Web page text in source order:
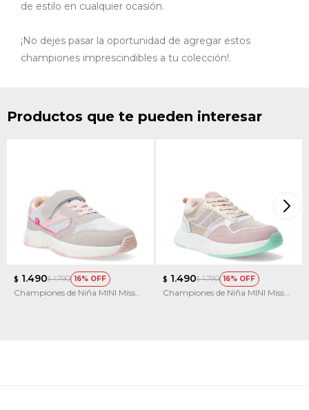
de estilo en cualquier ocasión.
¡No dejes pasar la oportunidad de agregar estos
championes imprescindibles a tu colección!.
Productos que te pueden interesar
$ 1.490$ 1.790 16
Championes de Niña MINI Miss
$ 1.490$ 1.790 16
Championes de Niña MINI Miss